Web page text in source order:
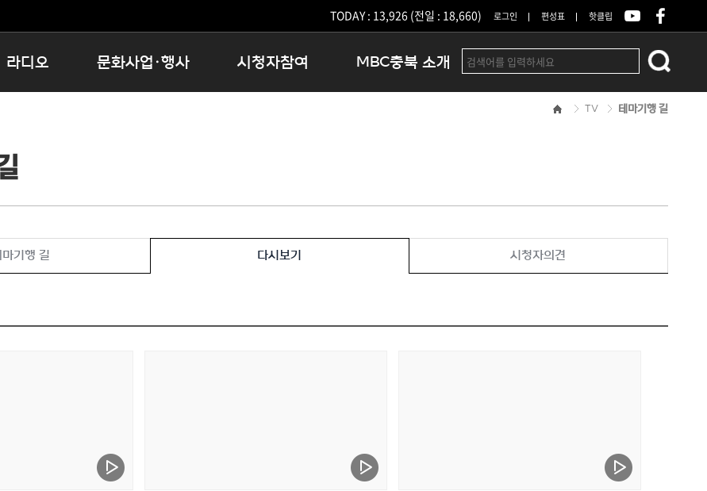
TODAY : 13,926 (전일 : 18,660) 로그인 편성표 핫클립
라디오
완벽한 하루
우리 고향, 부탁해!
문화사업·행사
충청북도 음식문화페스타
문화행사 아카이빙
시청자참여 MBC충북 소개
오시는길
TV 테마기행 길
마기행 길 다시보기 시청자의견